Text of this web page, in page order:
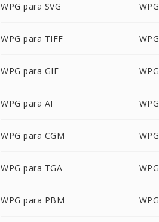
WPG para SVG
WPG para TIFF
WPG para GIF
WPG para AI
WPG para CGM
WPG para TGA
WPG para PBM